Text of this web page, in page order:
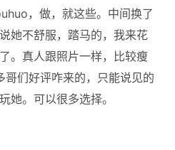
，做，就这些。中间换了
她不舒服，踏马的，我来花
。真人跟照片一样，比较瘦
们好评咋来的，只能说见的
她。可以很多选择。